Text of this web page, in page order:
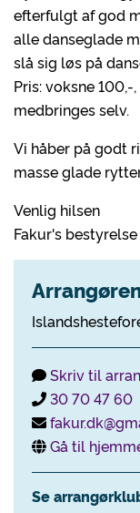
efterfulgt af god
alle danseglade
slå sig løs på
Pris: voksne
medbringes selv.
Vi håber på godt
masse glade
Venlig hilsen
Fakur's bestyrelse
Skriv til
30 70 47 60
Gå til
Se